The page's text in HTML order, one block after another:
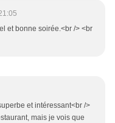
et bonne soirée.<br /> <br
et intéressant<br />
mais je vois que